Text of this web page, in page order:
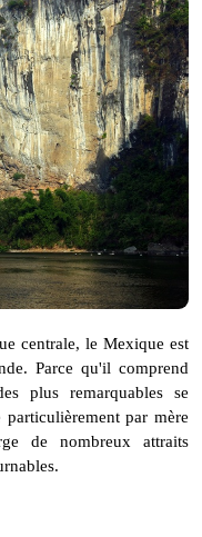
centrale, le Mexique est
Parce qu'il comprend
plus remarquables se
par mère
de nombreux attraits